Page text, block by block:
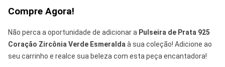
Compre Agora!
Não perca a oportunidade de adicionar a Pulseira de Prata 925
Coração Zircônia Verde Esmeralda à sua coleção! Adicione ao
seu carrinho e realce sua beleza com esta peça encantadora!